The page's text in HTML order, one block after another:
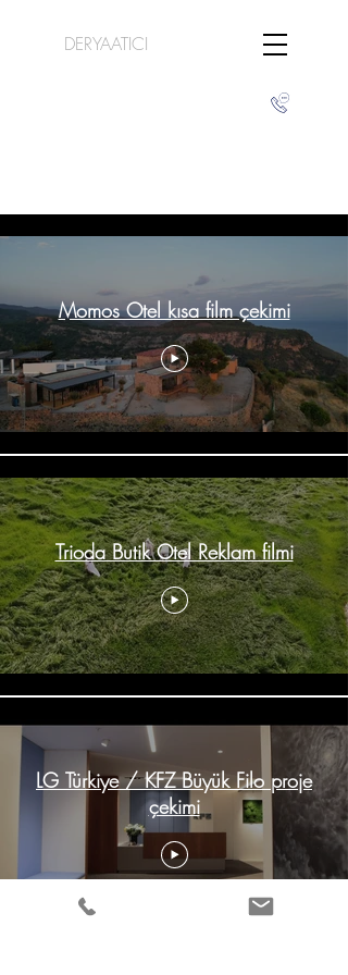
DERYAATICI
Momos Otel kısa film çekimi
Trioda Butik Otel Reklam filmi
LG Türkiye / KFZ Büyük Filo proje
çekimi